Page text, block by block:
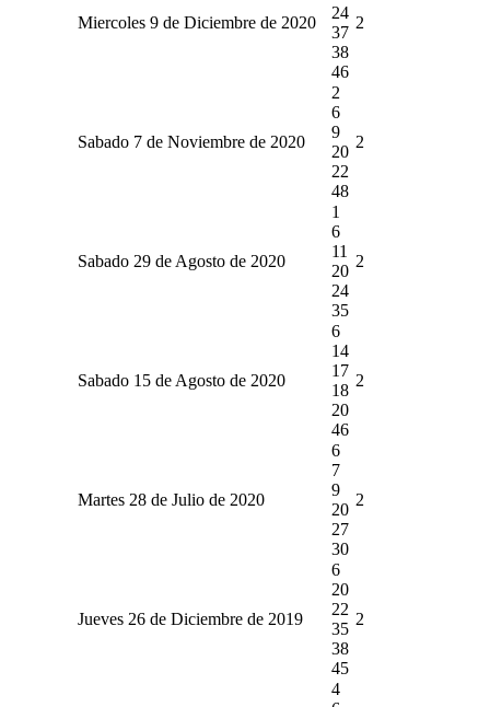
Miercoles 9 de Diciembre de 2020
24
37
38
46
2
Sabado 7 de Noviembre de 2020
2
6
9
20
22
48
2
Sabado 29 de Agosto de 2020
1
6
11
20
24
35
2
Sabado 15 de Agosto de 2020
6
14
17
18
20
46
2
Martes 28 de Julio de 2020
6
7
9
20
27
30
2
Jueves 26 de Diciembre de 2019
6
20
22
35
38
45
2
4